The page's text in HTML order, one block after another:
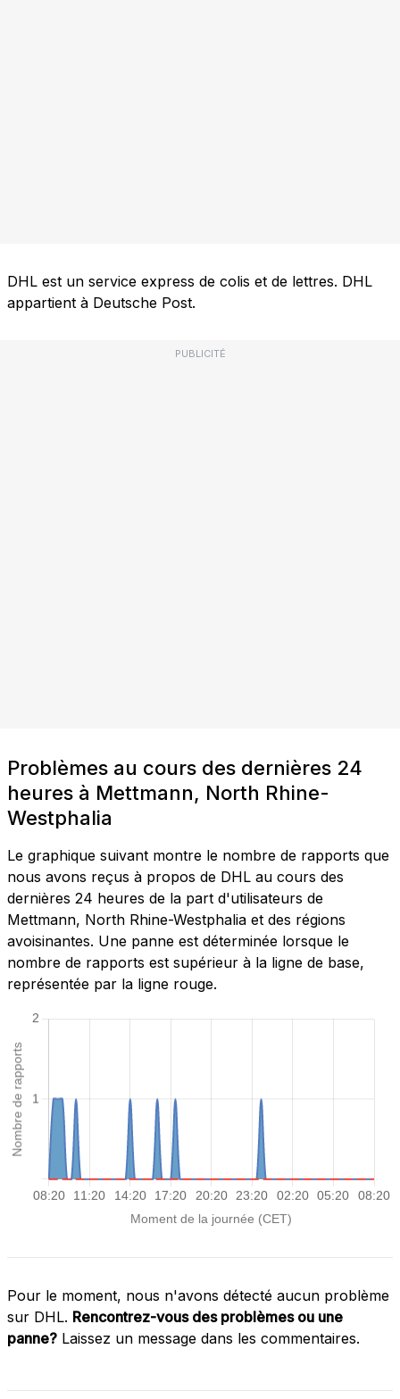
DHL est un service express de colis et de lettres. DHL
appartient à Deutsche Post.
PUBLICITÉ
Problèmes au cours des dernières 24
heures à Mettmann, North Rhine-
Westphalia
Le graphique suivant montre le nombre de rapports que
nous avons reçus à propos de DHL au cours des
dernières 24 heures de la part d'utilisateurs de
Mettmann, North Rhine-Westphalia et des régions
avoisinantes. Une panne est déterminée lorsque le
nombre de rapports est supérieur à la ligne de base,
représentée par la ligne rouge.
Pour le moment, nous n'avons détecté aucun problème
sur DHL. Rencontrez-vous des problèmes ou une
panne? Laissez un message dans les commentaires.